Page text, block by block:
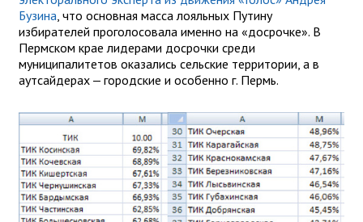
Бузина , что основная масса лояльных Путину
избирателей проголосовала именно на «досрочке». В
Пермском крае лидерами досрочки среди
муниципалитетов оказались сельские территории, а в
аутсайдерах — городские и особенно г. Пермь.